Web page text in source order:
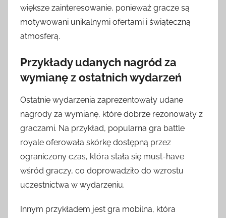
większe zainteresowanie, ponieważ gracze są
motywowani unikalnymi ofertami i świąteczną
atmosferą.
Przykłady udanych nagród za
wymianę z ostatnich wydarzeń
Ostatnie wydarzenia zaprezentowały udane
nagrody za wymianę, które dobrze rezonowały z
graczami. Na przykład, popularna gra battle
royale oferowała skórkę dostępną przez
ograniczony czas, która stała się must-have
wśród graczy, co doprowadziło do wzrostu
uczestnictwa w wydarzeniu.
Innym przykładem jest gra mobilna, która